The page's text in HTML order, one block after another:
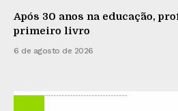
Após 30 anos na educação,
primeiro livro
6 de agosto de 2026